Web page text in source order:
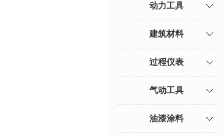
动力工具
建筑材料
过程仪表
气动工具
油漆涂料